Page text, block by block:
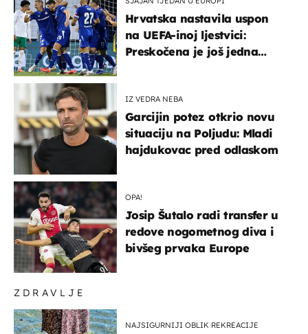
ZDRAVLJE
NAJSIGURNIJI OBLIK REKREACIJE
Hrvatska nastavila uspon
na UEFA-inoj ljestvici:
Preskočena je još jedna
IZ VEDRA NEBA
Garcijin potez otkrio novu
situaciju na Poljudu: Mladi
hajdukovac pred odlaskom
OPA!
Josip Šutalo radi transfer u
redove nogometnog diva i
bivšeg prvaka Europe